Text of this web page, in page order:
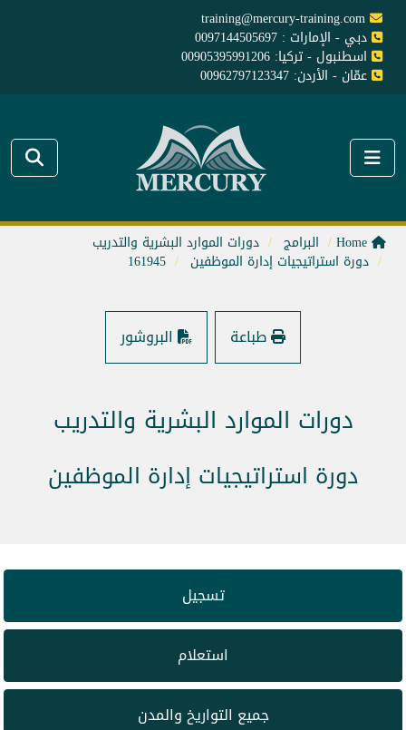
training@mercury-training.com
دبي - الإمارات : 0097144505697
اسطنبول - تركيا: 00905395991206
عمّان - الأردن: 00962797123347
البرامج دورات الموارد البشرية والتدريب
دورة استراتيجيات إدارة الموظفين 161945
طباعة البروشور
دورات الموارد البشرية والتدريب
دورة استراتيجيات إدارة الموظفين
تسجيل
استعلام
جميع التواريخ والمدن